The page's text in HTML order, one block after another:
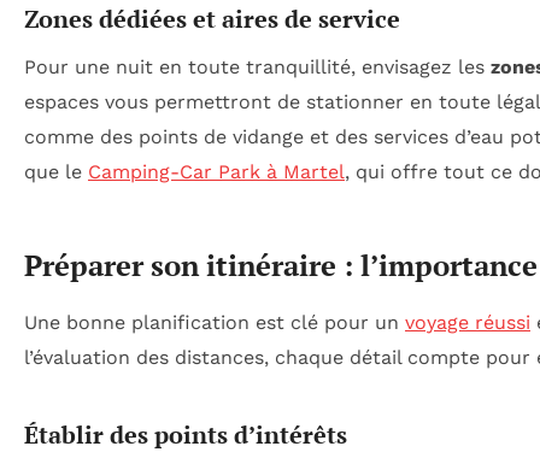
Zones dédiées et aires de service
Pour une nuit en toute tranquillité, envisagez les
espaces vous permettront de stationner en toute
comme des points de vidange et des services d’eau
que le Camping-Car Park à Martel, qui offre tout ce
Préparer son itinéraire :
Une bonne planification est clé pour un voyage réussi
l’évaluation des distances, chaque détail compte
Établir des points d’intérêts